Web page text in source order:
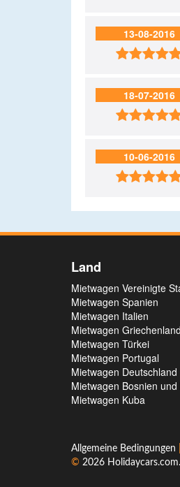
13-08-2016
18-07-2016
10-06-2016
Land
Mietwagen Vereinigte
Mietwagen Spanien
Mietwagen Italien
Mietwagen Griechenland
Mietwagen Türkei
Mietwagen Portugal
Mietwagen Deutschland
Mietwagen Bosnien
Mietwagen Kuba
Allgemeine Bedingungen
© 2026 Holidaycars.com